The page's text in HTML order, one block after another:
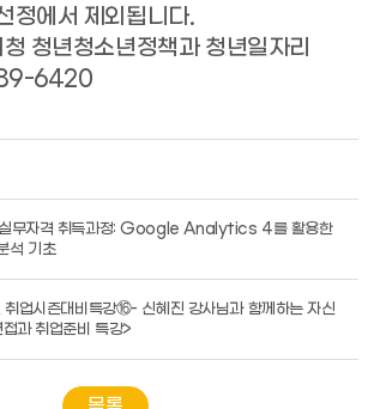
정에서 제외됩니다.
청년청소년정책과 청년일자리
6420
무자격 취득과정: Google Analytics 4를 활용한
석 기초
업시즌대비특강⑯- 신혜진 강사님과 함께하는 자신
과 취업준비 특강>